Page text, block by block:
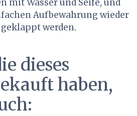
mit Wasser und Seife, und
Aufbewahrung wieder
werden.
dieses
haben,